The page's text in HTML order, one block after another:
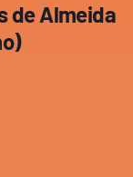
de Almeida